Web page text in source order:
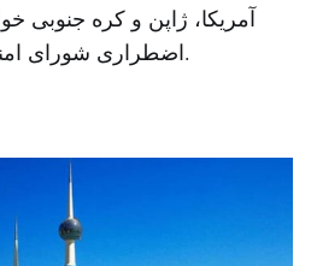
آمریکا، ژاپن و کره جنوبی
اضطراری شورای امنیت سازمان ملل شدند.